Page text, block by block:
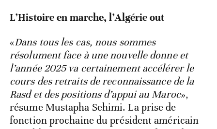
L’Histoire en marche, l’Algérie out
«Dans tous les cas, nous sommes
résolument face à une nouvelle donne et
l’année 2025 va certainement accélérer le
cours des retraits de reconnaissance de la
Rasd et des positions d’appui au Maroc»,
résume Mustapha Sehimi. La prise de
fonction prochaine du président américain